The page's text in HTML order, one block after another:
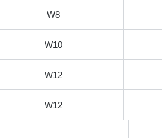
W8
W10
W12
W12